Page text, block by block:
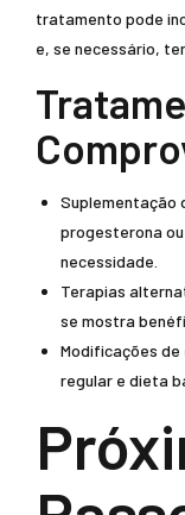
tratamento pode
e, se necessário,
Suplementação
progesterona
necessidade.
Terapias
se mostra
Modificações
regular e dieta